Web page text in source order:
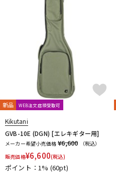
ドラム
キーボード
DJ機器
新品 WEB注文店頭受取可
Kikutani
GVB-10E (DGN) [エレキギター用]
メーカー希望小売価格 ¥6,600
（税込）
販売価格¥6,600(税込)
ポイント：1% (60pt)